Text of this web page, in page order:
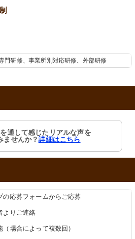
門研修、事業所別対応研修、外部研修
通して感じたリアルな声を
ませんか？詳細はこちら
の応募フォームからご応募
よりご連絡
場合によって複数回）